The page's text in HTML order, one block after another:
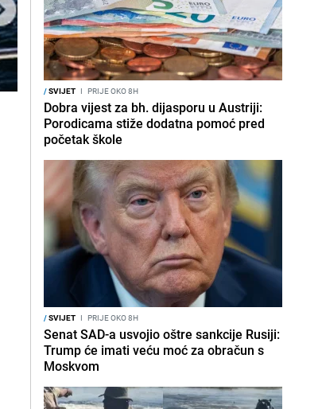
/SVIJET I PRIJE OKO 8H
Dobra vijest za bh. dijasporu u Austriji:
Porodicama stiže dodatna pomoć pred
početak škole
/SVIJET I PRIJE OKO 8H
Senat SAD-a usvojio oštre sankcije Rusiji:
Trump će imati veću moć za obračun s
Moskvom